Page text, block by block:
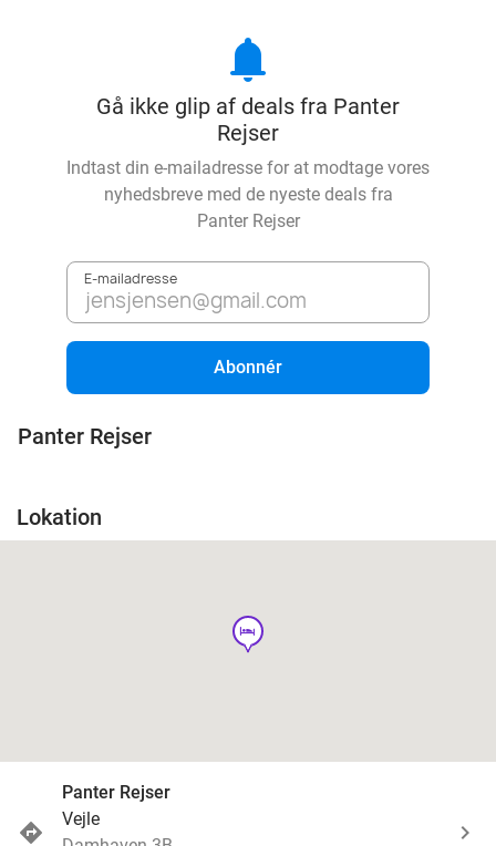
notifications
Gå ikke glip af deals fra Panter
Rejser
Indtast din e-mailadresse for at modtage vores
nyhedsbreve med de nyeste deals fra
Panter Rejser
E-mailadresse
Abonnér
Panter Rejser
Lokation
hotel
Panter Rejser
Vejle